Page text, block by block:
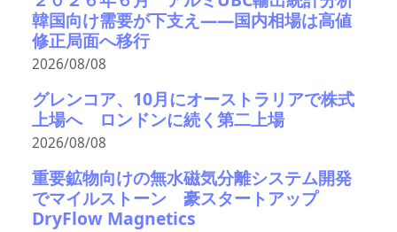
韓国向け需要が下支え――国内相場は高値
修正局面へ移行
2026/08/08
グレンコア、10月にオーストラリアで株式
上場へ ロンドンに続く第二上場
2026/08/08
重要鉱物向けの無水磁気分離システム開発
でマイルストーン 豪スタートアップ
DryFlow Magnetics